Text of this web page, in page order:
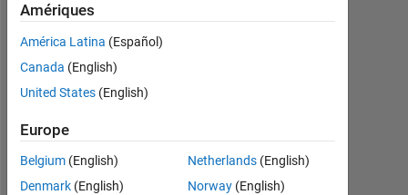
2024
Followers:
0
Amériques
América Latina (Español)
Canada (English)
United States (English)
Europe
Belgium (English)
Denmark (English)
Netherlands(English)
Norway(English)